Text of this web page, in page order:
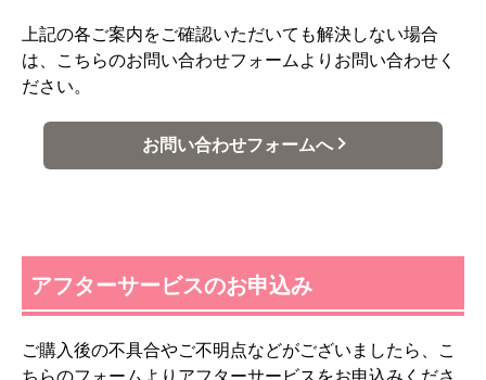
上記の各ご案内をご確認いただいても解決しない場合
は、こちらのお問い合わせフォームよりお問い合わせく
ださい。
お問い合わせフォームへ
アフターサービスのお申込み
ご購入後の不具合やご不明点などがございましたら、こ
ちらのフォームよりアフターサービスをお申込みくださ